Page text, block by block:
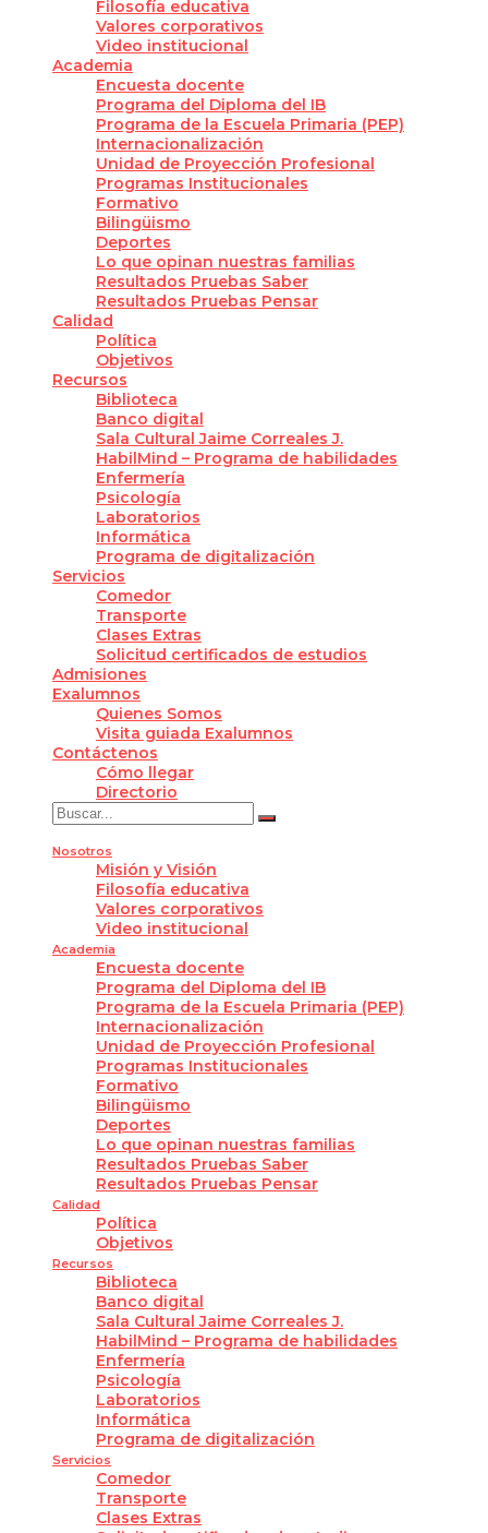
Filosofía educativa
Valores corporativos
Video institucional
Academia
Encuesta docente
Programa del Diploma del IB
Programa de la Escuela Primaria (PEP)
Internacionalización
Unidad de Proyección Profesional
Programas Institucionales
Formativo
Bilingüismo
Deportes
Lo que opinan nuestras familias
Resultados Pruebas Saber
Resultados Pruebas Pensar
Calidad
Política
Objetivos
Recursos
Biblioteca
Banco digital
Sala Cultural Jaime Correales J.
HabilMind – Programa de habilidades
Enfermería
Psicología
Laboratorios
Informática
Programa de digitalización
Servicios
Comedor
Transporte
Clases Extras
Solicitud certificados de estudios
Admisiones
Exalumnos
Quienes Somos
Visita guiada Exalumnos
Contáctenos
Cómo llegar
Directorio
Nosotros
Misión y Visión
Filosofía educativa
Valores corporativos
Video institucional
Academia
Encuesta docente
Programa del Diploma del IB
Programa de la Escuela Primaria (PEP)
Internacionalización
Unidad de Proyección Profesional
Programas Institucionales
Formativo
Bilingüismo
Deportes
Lo que opinan nuestras familias
Resultados Pruebas Saber
Resultados Pruebas Pensar
Calidad
Política
Objetivos
Recursos
Biblioteca
Banco digital
Sala Cultural Jaime Correales J.
HabilMind – Programa de habilidades
Enfermería
Psicología
Laboratorios
Informática
Programa de digitalización
Servicios
Comedor
Transporte
Clases Extras